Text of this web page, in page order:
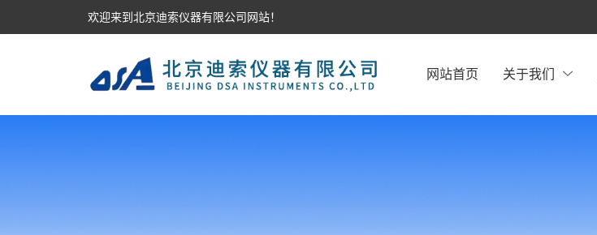
欢迎来到北京迪索仪器有限公司网站！
网站首页 关于我们